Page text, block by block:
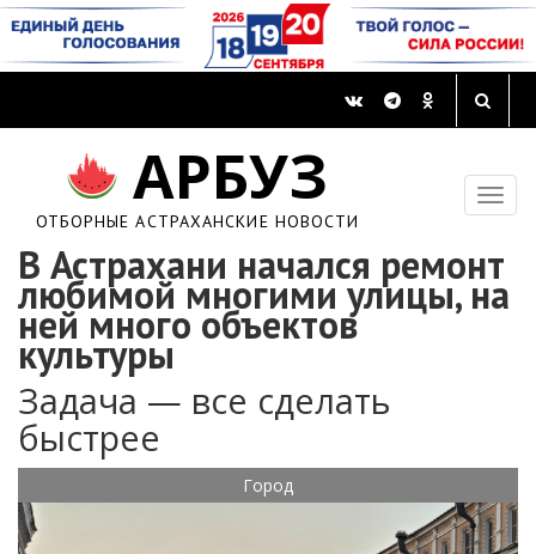
АРБУЗ
ОТБОРНЫЕ АСТРАХАНСКИЕ НОВОСТИ
В Астрахани начался ремонт
любимой многими улицы, на
ней много объектов
культуры
Задача — все сделать
быстрее
Город